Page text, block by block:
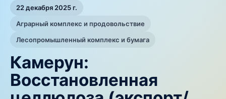
22 декабря 2025 г.
Аграрный комплекс и продовольствие
Лесопромышленный комплекс и бумага
Камерун:
Восстановленная